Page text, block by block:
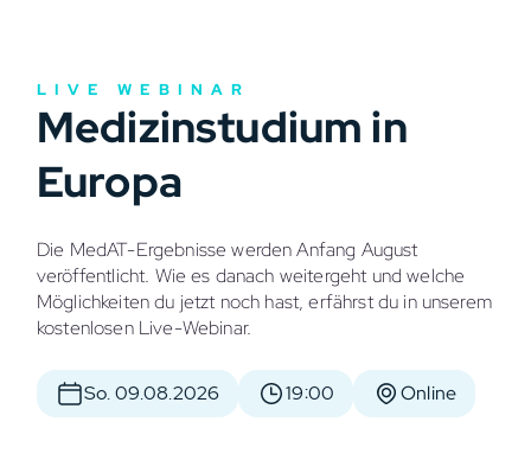
LIVE WEBINAR
Medizinstudium in
Europa
Die MedAT-Ergebnisse werden Anfang August
veröffentlicht. Wie es danach weitergeht und welche
Möglichkeiten du jetzt noch hast, erfährst du in unserem
kostenlosen Live-Webinar.
So. 09.08.2026 19:00 Online